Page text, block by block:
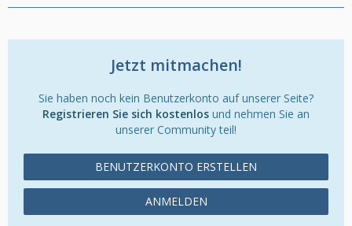
Jetzt mitmachen!
Sie haben noch kein Benutzerkonto auf unserer Seite?
Registrieren Sie sich kostenlos und nehmen Sie an
unserer Community teil!
BENUTZERKONTO ERSTELLEN
ANMELDEN